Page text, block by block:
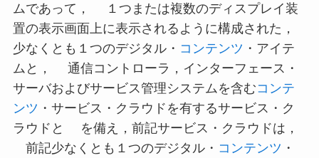
ムであって， １つまたは複数のディスプレイ装
置の表示画面上に表示されるように構成された，
少なくとも１つのデジタル・ コンテンツ ・アイテ
ムと， 通信コントローラ，インターフェース・
サーバおよびサービス管理システムを含むコンテ
ンツ ・サービス・クラウドを有するサービス・ク
ラウドと を備え，前記サービス・クラウドは，
前記少なくとも１つのデジタル・ コンテンツ ・